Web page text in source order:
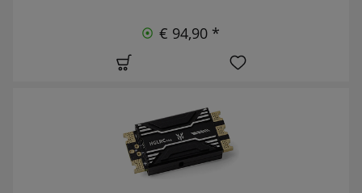
€ 94,90 *